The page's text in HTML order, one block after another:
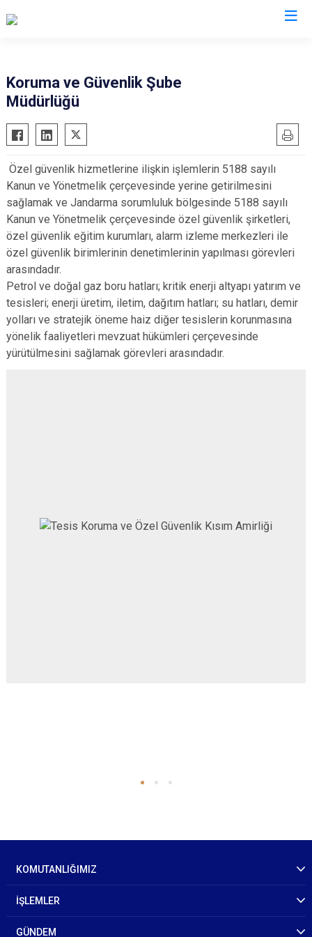
Koruma ve Güvenlik Şube
Müdürlüğü
Özel güvenlik hizmetlerine ilişkin işlemlerin 5188 sayılı
Kanun ve Yönetmelik çerçevesinde yerine getirilmesini
sağlamak ve Jandarma sorumluluk bölgesinde 5188 sayılı
Kanun ve Yönetmelik çerçevesinde özel güvenlik şirketleri,
özel güvenlik eğitim kurumları, alarm izleme merkezleri ile
özel güvenlik birimlerinin denetimlerinin yapılması görevleri
arasındadır.
Petrol ve doğal gaz boru hatları; kritik enerji altyapı yatırım ve
tesisleri; enerji üretim, iletim, dağıtım hatları; su hatları, demir
yolları ve stratejik öneme haiz diğer tesislerin korunmasına
yönelik faaliyetleri mevzuat hükümleri çerçevesinde
yürütülmesini sağlamak görevleri arasındadır.
KOMUTANLIĞIMIZ
İŞLEMLER
GÜNDEM